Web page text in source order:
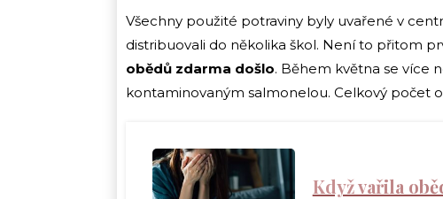
Všechny použité potraviny byly uvařené v
distribuovali do několika škol. Není to přitom
obědů zdarma došlo. Během května se více
kontaminovaným salmonelou. Celkový počet
Když vařila